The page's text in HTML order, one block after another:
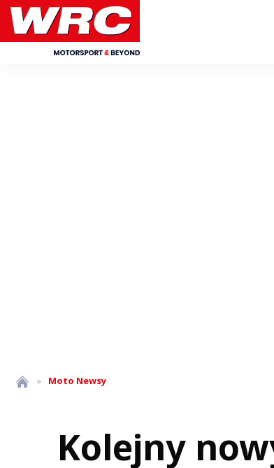
» Moto Newsy
Kolejny